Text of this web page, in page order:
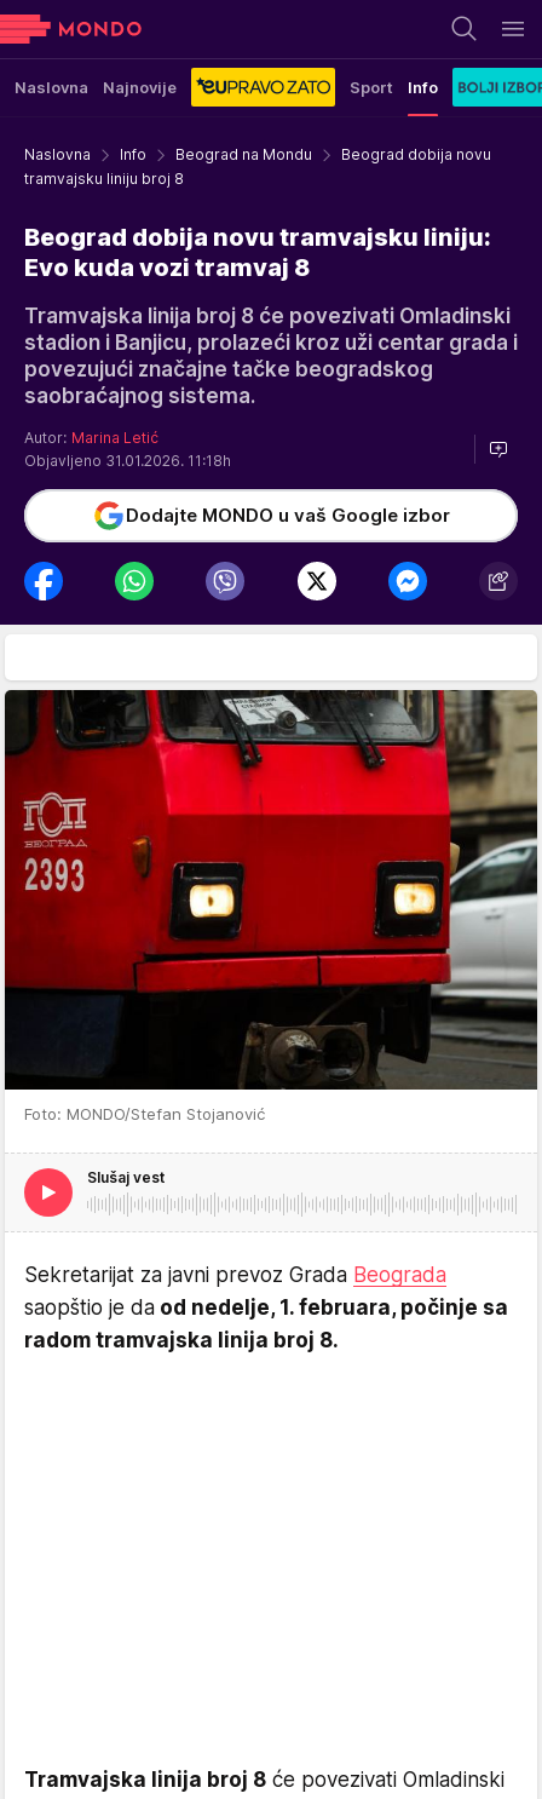
Naslovna Najnovije Sport Info
Naslovna Info Beograd na Mondu
Beograd dobija novu
tramvajsku liniju broj 8
Beograd dobija novu tramvajsku liniju:
Evo kuda vozi tramvaj 8
Tramvajska linija broj 8 će povezivati Omladinski
stadion i Banjicu, prolazeći kroz uži centar grada i
povezujući značajne tačke beogradskog
saobraćajnog sistema.
Autor: Marina Letić
Objavljeno 31.01.2026. 11:18h
Dodajte MONDO u vaš Google izbor
Foto: MONDO/Stefan Stojanović
Slušaj vest
Sekretarijat za javni prevoz Grada Beograda
saopštio je da od nedelje, 1. februara, počinje sa
radom tramvajska linija broj 8.
Tramvajska linija broj 8 će povezivati Omladinski